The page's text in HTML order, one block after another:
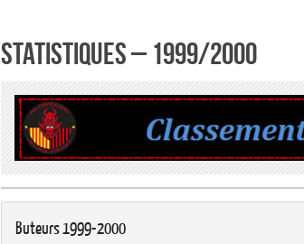
Statistiques – 1999/2000
Buteurs 1999-2000